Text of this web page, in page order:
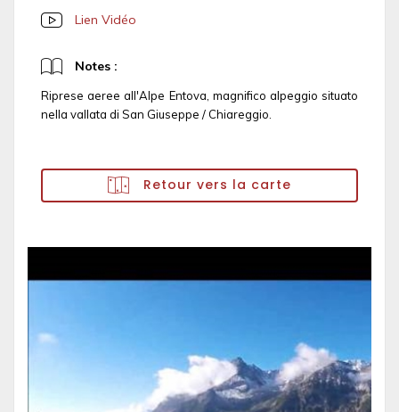
Lien Vidéo
Notes :
Riprese aeree all'Alpe Entova, magnifico alpeggio situato
nella vallata di San Giuseppe / Chiareggio.
Retour vers la carte